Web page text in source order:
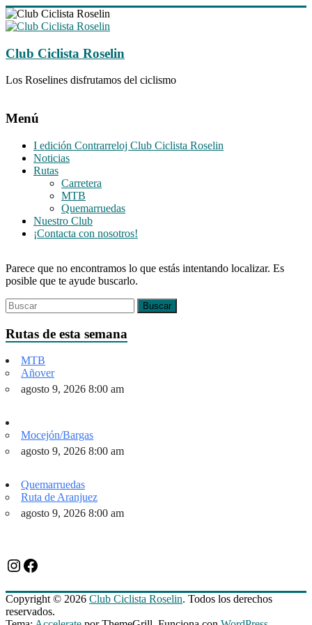
Saltar
al
Club Ciclista Roselin
Los Roselines disfrutamos del ciclismo
Menú
I edición Contrarreloj Club Ciclista Roselin
Noticias
Rutas
Carretera
MTB
Quemarruedas
Nuestro Club
¡Contacta con nosotros!
Parece que no encontramos lo que estás intentando localizar. Es
posible que te ayude buscarlo.
Rutas de esta semana
MTB
Añover
agosto 9, 2026 8:00 am
Mocejón/Bargas
agosto 9, 2026 8:00 am
Quemarruedas
Ruta de Aranjuez
agosto 9, 2026 8:00 am
Instagram
Facebook
Copyright © 2026 Club Ciclista Roselin. Todos los derechos
reservados.